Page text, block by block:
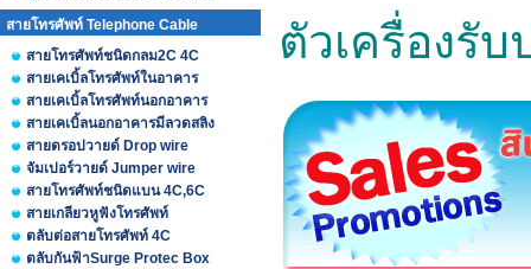
สายโทรศัพท์ Telephone Cable
สายโทรศัพท์ชนิดกลม2C 4C
สายเคเบิ้ลโทรศัพท์ในอาคาร
สายเคเบิ้ลโทรศัพท์นอกอาคาร
สายเคเบิ้ลนอกอาคารมีลวดสลิง
สายดรอปวายด์ Drop wire
จัมเปอร์วายด์ Jumper wire
สายโทรศัพท์ชนิดแบน 4C,6C
สายเกลียวหูฟังโทรศัพท์
ตลับต่อสายโทรศัพท์ 4C
ตลับกันฟ้าSurge Protec Box
ตัวเครื่องรั